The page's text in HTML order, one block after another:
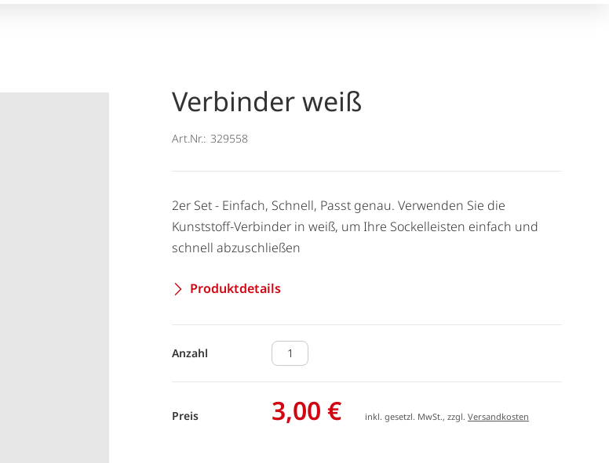
Verbinder weiß
Art.Nr.: 329558
2er Set - Einfach, Schnell, Passt genau. Verwenden Sie die
Kunststoff-Verbinder in weiß, um Ihre Sockelleisten einfach und
schnell abzuschließen
Produktdetails
Anzahl
Preis 3,00 € inkl. gesetzl. MwSt., zzgl.Versandkosten